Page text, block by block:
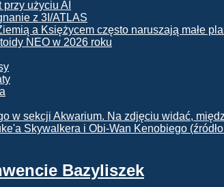
z 3I/ATLAS
NEO w 2026 roku
Bazyliszek